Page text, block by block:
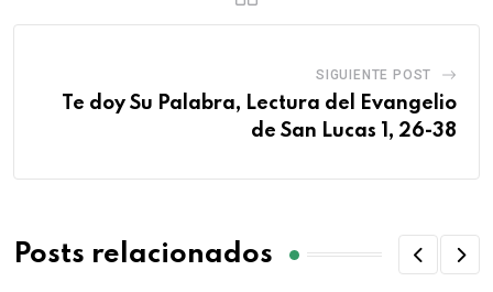
SIGUIENTE POST
Te doy Su Palabra, Lectura del Evangelio
de San Lucas 1, 26-38
Posts relacionados